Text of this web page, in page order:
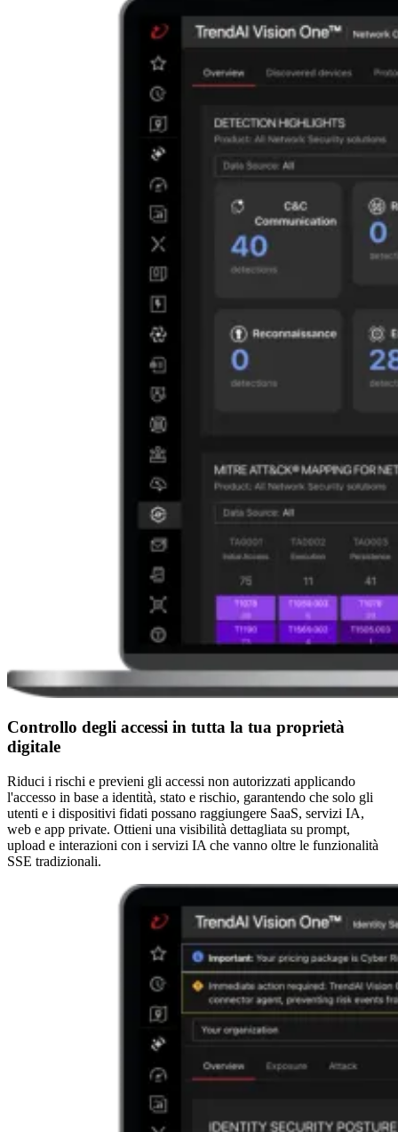
Controllo degli accessi in tutta la tua proprietà
digitale
Riduci i rischi e previeni gli accessi non autorizzati applicando
l'accesso in base a identità, stato e rischio, garantendo che solo gli
utenti e i dispositivi fidati possano raggiungere SaaS, servizi IA,
web e app private. Ottieni una visibilità dettagliata su prompt,
upload e interazioni con i servizi IA che vanno oltre le funzionalità
SSE tradizionali.